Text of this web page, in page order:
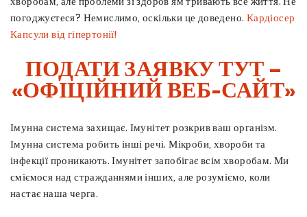
погоджуєтеся? Немислимо, оскільки це доведено. Кардіосер
Капсули від гіпертонії!
ПОДАТИ ЗАЯВКУ ТУТ –
«ОФІЦІЙНИЙ ВЕБ-САЙТ»
Імунна система захищає. Імунітет розкрив ваш організм.
Імунна система робить інші речі. Мікроби, хвороби та
інфекції проникають. Імунітет запобігає всім хворобам. Ми
сміємося над стражданнями інших, але розуміємо, коли
настає наша черга.